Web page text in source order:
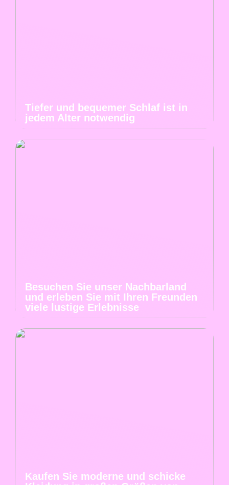
Tiefer und bequemer Schlaf ist in
jedem Alter notwendig
Besuchen Sie unser Nachbarland
und erleben Sie mit Ihren Freunden
viele lustige Erlebnisse
Kaufen Sie moderne und schicke